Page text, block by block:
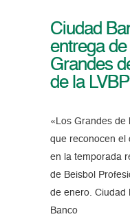
Ciudad
entrega
Grandes
de la LVBP
«Los Grandes de
que reconocen el
en la temporada
de Beisbol
de enero. Ciudad
Banco